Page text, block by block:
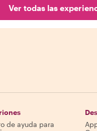
Ver todas las
de ayuda para